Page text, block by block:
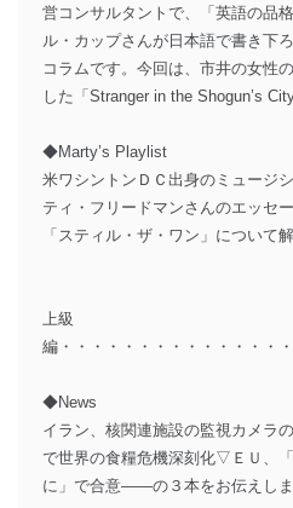
営コンサルタントで、「英語の品
ル・カップさんが日本語で書き下
コラムです。今回は、市井の女性
した「Stranger in the Shogun’s
◆Marty’s Playlist
米ワシントンＤＣ出身のミュージ
ティ・フリードマンさんのエッセ
「スティル・ザ・ワン」について
上級
編・・・・・・・・・・・・・・
◆News
イラン、核関連施設の監視カメラ
で世界の食糧危機深刻化▽ＥＵ、
に」で合意――の３本をお伝えしま